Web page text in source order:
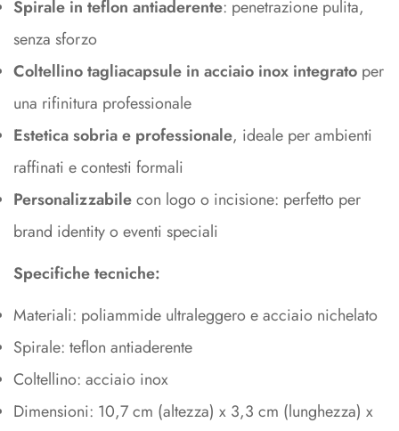
Spirale in teflon antiaderente: penetrazione pulita,
senza sforzo
Coltellino tagliacapsule in acciaio inox integrato per
una rifinitura professionale
Estetica sobria e professionale, ideale per ambienti
raffinati e contesti formali
Personalizzabilecon logo o incisione: perfetto per
brand identity o eventi speciali
Specifiche tecniche:
Materiali: poliammide ultraleggero e acciaio nichelato
Spirale: teflon antiaderente
Coltellino: acciaio inox
Dimensioni: 10,7 cm (altezza) x 3,3 cm (lunghezza) x